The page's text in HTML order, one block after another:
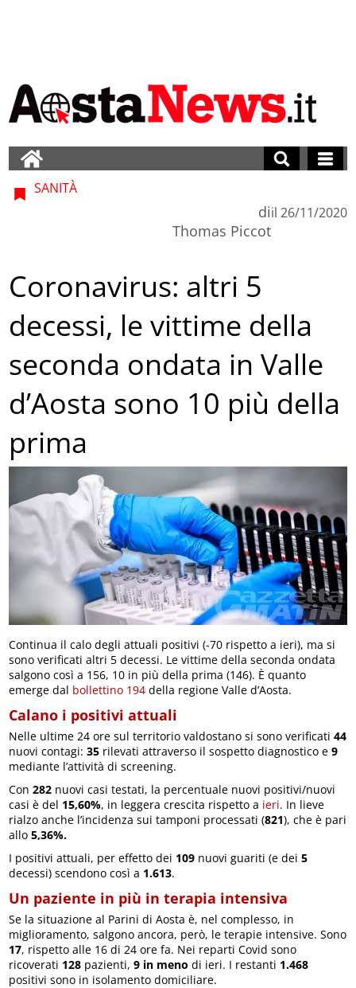
SANITÀ
di
Thomas Piccot
il 26/11/2020
Coronavirus: altri 5
decessi, le vittime della
seconda ondata in Valle
d’Aosta sono 10 più della
prima
Continua il calo degli attuali positivi (-70 rispetto a ieri), ma si
sono verificati altri 5 decessi. Le vittime della seconda ondata
salgono così a 156, 10 in più della prima (146). È quanto
emerge dal bollettino 194 della regione Valle d’Aosta.
Calano i positivi attuali
Nelle ultime 24 ore sul territorio valdostano si sono verificati44
nuovi contagi:35 rilevati attraverso il sospetto diagnostico e9
mediante l’attività di screening.
Con282 nuovi casi testati, la percentuale nuovi positivi/nuovi
casi è del 15,60%, in leggera crescita rispetto a ieri. In lieve
rialzo anche l’incidenza sui tamponi processati (821), che è pari
allo5,36%.
I positivi attuali, per effetto dei 109 nuovi guariti (e dei5
decessi) scendono così a 1.613.
Un paziente in più in terapia intensiva
Se la situazione al Parini di Aosta è, nel complesso, in
miglioramento, salgono ancora, però, le terapie intensive. Sono
17, rispetto alle 16 di 24 ore fa. Nei reparti Covid sono
ricoverati 128 pazienti,9 in meno di ieri. I restanti 1.468
positivi sono in isolamento domiciliare.